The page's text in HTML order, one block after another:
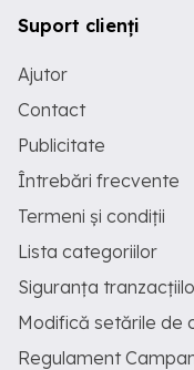
Suport clienți
Ajutor
Contact
Publicitate
Întrebări frecvente
Termeni și condiții
Lista categoriilor
Siguranța
Modifică setările de
Regulament